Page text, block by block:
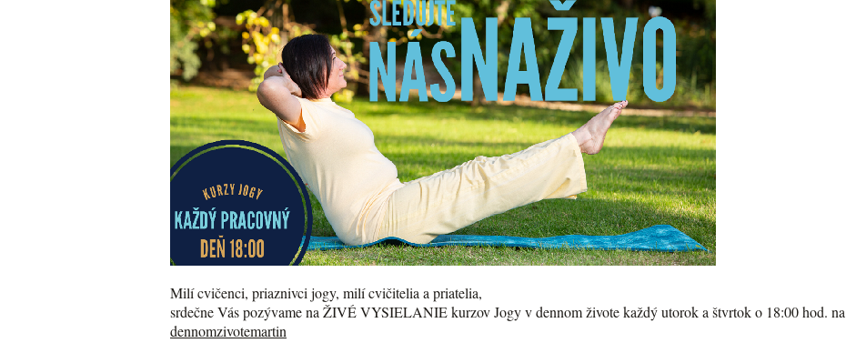
Milí cvičenci, priaznivci jogy, milí cvičitelia a priatelia,
srdečne Vás pozývame na ŽIVÉ VYSIELANIE kurzov Jogy v dennom živote každý utorok a štvrtok o 18:00 hod. na
dennomzivotemartin